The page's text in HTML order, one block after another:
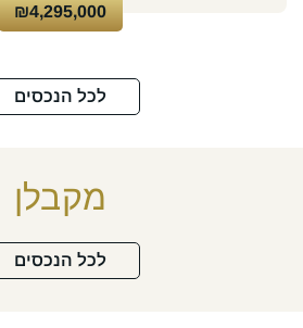
₪4,295,000
לכל הנכסים
מקבלן
לכל הנכסים